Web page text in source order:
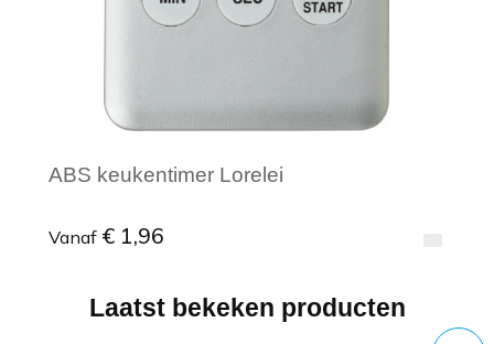
ABS keukentimer Lorelei
Vanaf € 1,96
Laatst bekeken producten